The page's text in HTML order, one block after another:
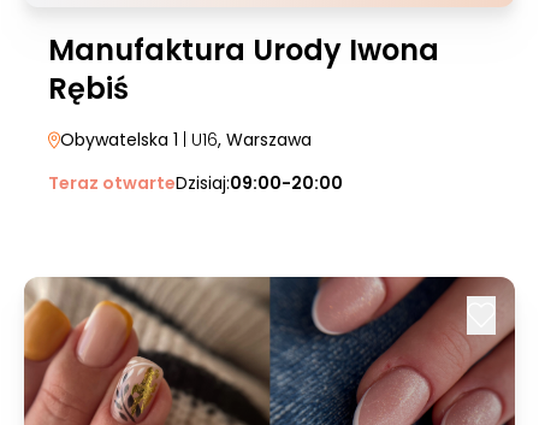
Manufaktura Urody Iwona
Rębiś
Obywatelska 1 | U16, Warszawa
Teraz otwarteDzisiaj:09:00-20:00